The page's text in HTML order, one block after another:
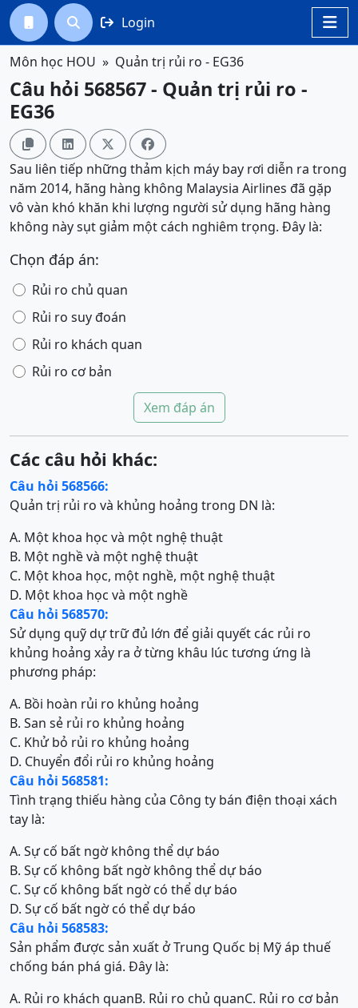

  Login
Môn học HOU Quản trị rủi ro - EG36
Câu hỏi 568567 - Quản trị rủi ro -
EG36
   
Sau liên tiếp những thảm kịch máy bay rơi diễn ra trong
năm 2014, hãng hàng không Malaysia Airlines đã gặp
vô vàn khó khăn khi lượng người sử dụng hãng hàng
không này sụt giảm một cách nghiêm trọng. Đây là:
Chọn đáp án:
Rủi ro chủ quan
Rủi ro suy đoán
Rủi ro khách quan
Rủi ro cơ bản
Xem đáp án
Các câu hỏi khác:
Câu hỏi 568566:
Quản trị rủi ro và khủng hoảng trong DN là:
A. Một khoa học và một nghệ thuật
B. Một nghề và một nghệ thuật
C. Một khoa học, một nghề, một nghệ thuật
D. Một khoa học và một nghề
Câu hỏi 568570:
Sử dụng quỹ dự trữ đủ lớn để giải quyết các rủi ro
khủng hoảng xảy ra ở từng khâu lúc tương ứng là
phương pháp:
A. Bồi hoàn rủi ro khủng hoảng
B. San sẻ rủi ro khủng hoảng
C. Khử bỏ rủi ro khủng hoảng
D. Chuyển đổi rủi ro khủng hoảng
Câu hỏi 568581:
Tình trạng thiếu hàng của Công ty bán điện thoại xách
tay là:
A. Sự cố bất ngờ không thể dự báo
B. Sự cố không bất ngờ không thể dự báo
C. Sự cố không bất ngờ có thể dự báo
D. Sự cố bất ngờ có thể dự báo
Câu hỏi 568583:
Sản phẩm được sản xuất ở Trung Quốc bị Mỹ áp thuế
chống bán phá giá. Đây là:
A. Rủi ro khách quanB. Rủi ro chủ quanC. Rủi ro cơ bản